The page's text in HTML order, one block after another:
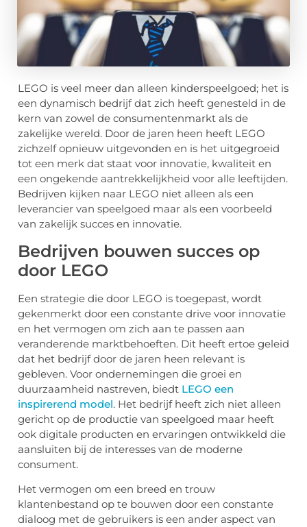
LEGO is veel meer dan alleen kinderspeelgoed; het is
een dynamisch bedrijf dat zich heeft genesteld in de
kern van zowel de consumentenmarkt als de
zakelijke wereld. Door de jaren heen heeft LEGO
zichzelf opnieuw uitgevonden en is het uitgegroeid
tot een merk dat staat voor innovatie, kwaliteit en
een ongekende aantrekkelijkheid voor alle leeftijden.
Bedrijven kijken naar LEGO niet alleen als een
leverancier van speelgoed maar als een voorbeeld
van zakelijk succes en innovatie.
Bedrijven bouwen succes op
door LEGO
Een strategie die door LEGO is toegepast, wordt
gekenmerkt door een constante drive voor innovatie
en het vermogen om zich aan te passen aan
veranderende marktbehoeften. Dit heeft ertoe geleid
dat het bedrijf door de jaren heen relevant is
gebleven. Voor ondernemingen die groei en
duurzaamheid nastreven, biedt LEGO een
inspirerend model. Het bedrijf heeft zich niet alleen
gericht op de productie van speelgoed maar heeft
ook digitale producten en ervaringen ontwikkeld die
aansluiten bij de interesses van de moderne
consument.
Het vermogen om een breed en trouw
klantenbestand op te bouwen door een constante
dialoog met de gebruikers is een ander aspect van